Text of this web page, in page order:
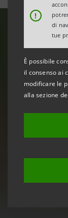
!
di
tue
È possibile
il consenso ai
modificare le
alla sezione